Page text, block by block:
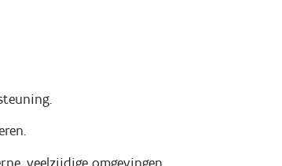
veelzijdige omgevingen.